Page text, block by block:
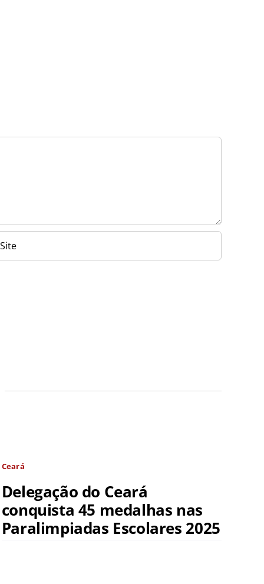
Ceará
Delegação do Ceará
conquista 45 medalhas nas
Paralimpiadas Escolares 2025